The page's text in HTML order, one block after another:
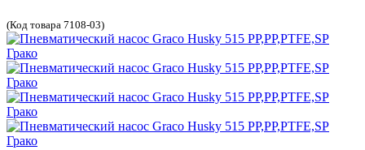
(Код товара 7108-03)